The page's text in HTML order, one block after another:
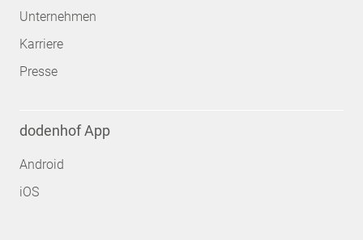
Unternehmen
Karriere
Presse
dodenhof App
Android
iOS